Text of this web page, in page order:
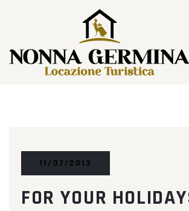
11/07/2013
FOR YOUR